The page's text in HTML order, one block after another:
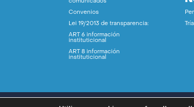
Convenios
Lei 19/2013 de transparencia:
ART 6 información
instituticional
ART 8 información
instituticional